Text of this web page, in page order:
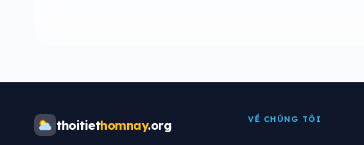
thoitiethomnay.org VỀ CHÚNG TÔI